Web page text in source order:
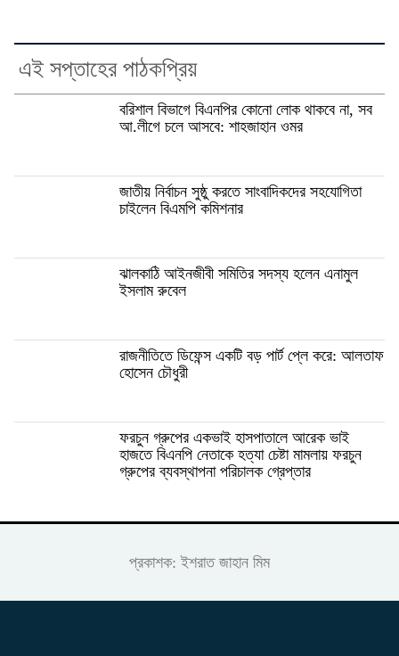
এই সপ্তাহের পাঠকপ্রিয়
বরিশাল বিভাগে বিএনপির কোনো লোক থাকবে না, সব
আ.লীগে চলে আসবে: শাহজাহান ওমর
জাতীয় নির্বাচন সুষ্ঠু করতে সাংবাদিকদের সহযোগিতা
চাইলেন বিএমপি কমিশনার
ঝালকাঠি আইনজীবী সমিতির সদস্য হলেন এনামুল
ইসলাম রুবেল
রাজনীতিতে ডিফেন্স একটি বড় পার্ট প্লে করে: আলতাফ
হোসেন চৌধুরী
ফরচুন গ্রুপের একভাই হাসপাতালে আরেক ভাই
হাজতে বিএনপি নেতাকে হত্যা চেষ্টা মামলায় ফরচুন
গ্রুপের ব্যবস্থাপনা পরিচালক গ্রেপ্তার
প্রকাশক: ইশরাত জাহান মিম